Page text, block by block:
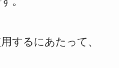
するにあたって、